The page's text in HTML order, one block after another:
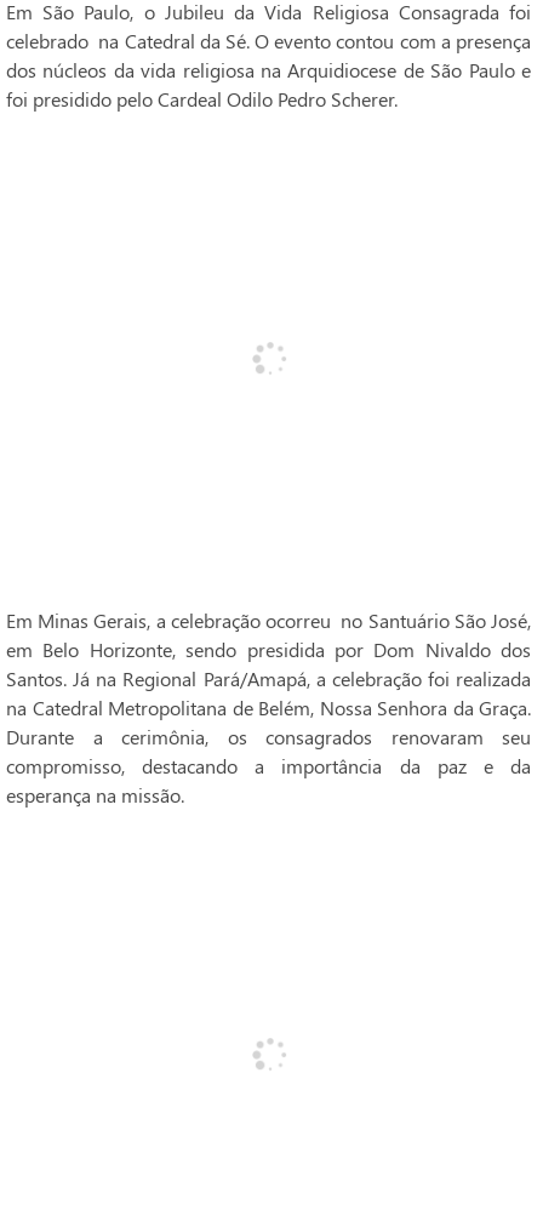
Em São Paulo, o Jubileu da Vida Religiosa Consagrada foi
celebrado na Catedral da Sé. O evento contou com a presença
dos núcleos da vida religiosa na Arquidiocese de São Paulo e
foi presidido pelo Cardeal Odilo Pedro Scherer.
Em Minas Gerais, a celebração ocorreu no Santuário São José,
em Belo Horizonte, sendo presidida por Dom Nivaldo dos
Santos. Já na Regional Pará/Amapá, a celebração foi realizada
na Catedral Metropolitana de Belém, Nossa Senhora da Graça.
Durante a cerimônia, os consagrados renovaram seu
compromisso, destacando a importância da paz e da
esperança na missão.